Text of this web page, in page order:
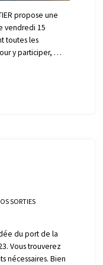
propose une
vendredi 15
toutes les
y participer, …
SORTIES
du port de la
Vous trouverez
nécessaires. Bien